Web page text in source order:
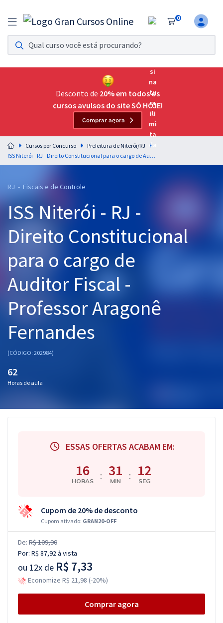
0
Assinatura Ilimitada 11
Acesso a todos os cursos. Teste grátis por 7 dias!
Assinatura OAB Até Passar
Acesso ilimitado a toda preparação para o Exame da
Residências Multiprofissionais
Preparação completa e intensiva para as principais
residências em saúde do Brasil
Cursos 20% OFF
Pós
OAB
Mentorias
Questões grátis
Aprovados
Desconto de 20% em todos os
cursos avulsos do site SÓ HOJE!
Comprar agora
Cursos por Concurso
Prefeitura de Niterói/RJ
ISS Niterói - RJ - Direito Constitucional para o cargo de Auditor Fiscal - Professor Aragonê Fernandes
RJ - Fiscais e de Controle
ISS Niterói - RJ -
Direito Constitucional
para o cargo de
Auditor Fiscal -
Professor Aragonê
Fernandes
(CÓDIGO: 202984)
62
Horas de aula
ESSAS OFERTAS ACABAM EM:
16
HORAS : 31
MIN : 11
SEG
Cupom de 20% de desconto
Cupom ativado: GRAN20-OFF
De: R$ 109,90
Por: R$ 87,92à vista
ou 12x de R$ 7,33
Economize R$ 21,98 (-20%)
Comprar agora